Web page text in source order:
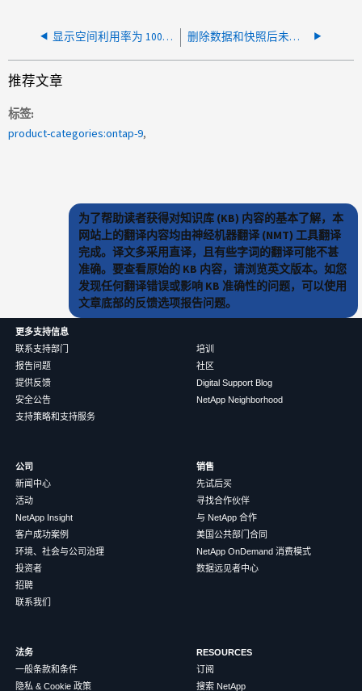
显示空间利用率为 100% 的聚合 删除数据和快照后未回收聚合空间
推荐文章
标签
product-categories:ontap-9
为了帮助读者获得对知识库 (KB) 内容的基本了解，本
网站上的翻译内容均由神经机器翻译 (NMT) 工具翻译
完成。译文多采用直译，且有些字词的翻译可能不甚
准确。要查看原始的 KB 内容，请浏览英文版本。如您
发现任何翻译错误或影响 KB 准确性的问题，可以使用
文章底部的反馈选项报告问题。
更多支持信息
联系支持部门
报告问题
提供反馈
安全公告
支持策略和支持服务
培训
社区
Digital Support Blog
NetApp Neighborhood
公司
新闻中心
活动
NetApp Insight
客户成功案例
环境、社会与公司治理
投资者
招聘
联系我们
销售
先试后买
寻找合作伙伴
与 NetApp 合作
美国公共部门合同
NetApp OnDemand 消费模式
数据远见者中心
法务
一般条款和条件
隐私 & Cookie 政策
RESOURCES
订阅
搜索 NetApp